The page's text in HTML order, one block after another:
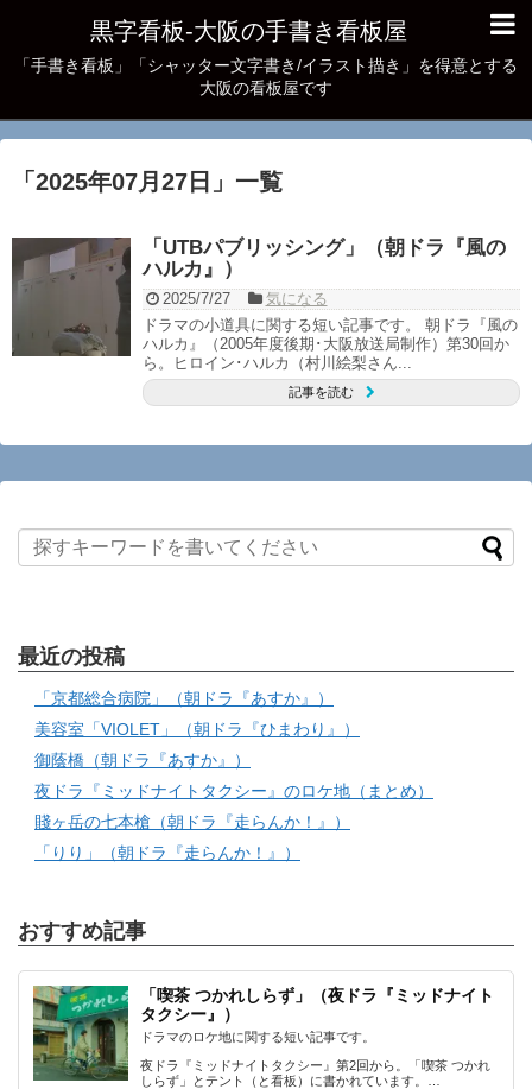
黒字看板‐大阪の手書き看板屋
「手書き看板」「シャッター文字書き/イラスト描き」を得意とする
大阪の看板屋です
「 2025年07月27日 」 一覧
「UTBパブリッシング」（朝ドラ『風の
ハルカ』）
2025/7/27
気になる
ドラマの小道具に関する短い記事です。 朝ドラ『風の
ハルカ』（2005年度後期･大阪放送局制作）第30回か
ら。ヒロイン･ハルカ（村川絵梨さん...
記事を読む
最近の投稿
「京都総合病院」（朝ドラ『あすか』）
美容室「VIOLET」（朝ドラ『ひまわり』）
御蔭橋（朝ドラ『あすか』）
夜ドラ『ミッドナイトタクシー』のロケ地（まとめ）
賤ヶ岳の七本槍（朝ドラ『走らんか！』）
「りり」（朝ドラ『走らんか！』）
おすすめ記事
「喫茶 つかれしらず」（夜ドラ『ミッドナイト
タクシー』）
ドラマのロケ地に関する短い記事です。
夜ドラ『ミッドナイトタクシー』第2回から。「喫茶 つかれ
しらず」とテント（と看板）に書かれています。…